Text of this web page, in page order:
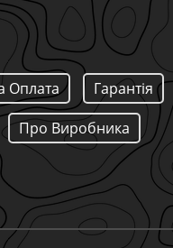
Оплата
Гарантія
Про Виробника